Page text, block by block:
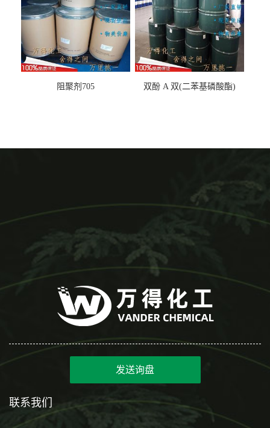
阻聚剂705 双酚 A 双(二苯基磷酸酯)
发送询盘
联系我们